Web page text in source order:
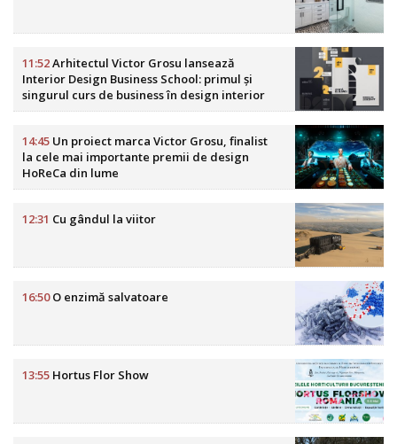
11:52Arhitectul Victor Grosu lansează
Interior Design Business School: primul și
singurul curs de business în design interior
din România
14:45 Un proiect marca Victor Grosu, finalist
la cele mai importante premii de design
HoReCa din lume
12:31 Cu gândul la viitor
16:50O enzimă salvatoare
13:55 Hortus Flor Show